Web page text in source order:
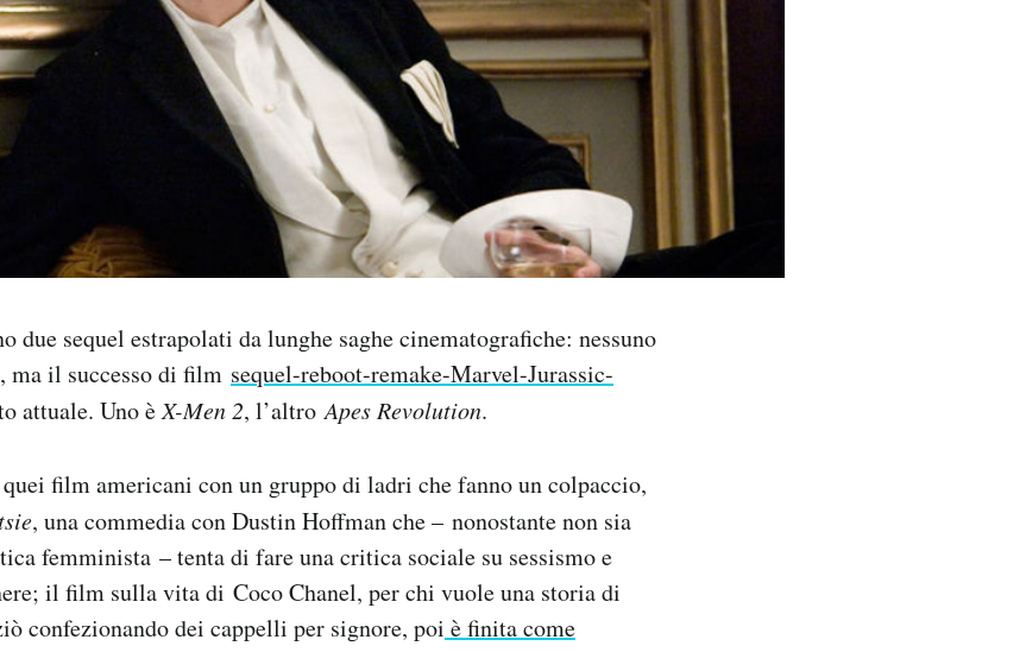
due sequel estrapolati da lunghe saghe cinematografiche: nessuno
ma il successo di film sequel-reboot-remake-Marvel-Jurassic-
attuale. Uno èX-Men 2, l’altroApes Revolution.
film americani con un gruppo di ladri che fanno un colpaccio,
, una commedia con Dustin Hoffman che – nonostante non sia
femminista – tenta di fare una critica sociale su sessismo e
il film sulla vita di Coco Chanel, per chi vuole una storia di
confezionando dei cappelli per signore, poi è finita come